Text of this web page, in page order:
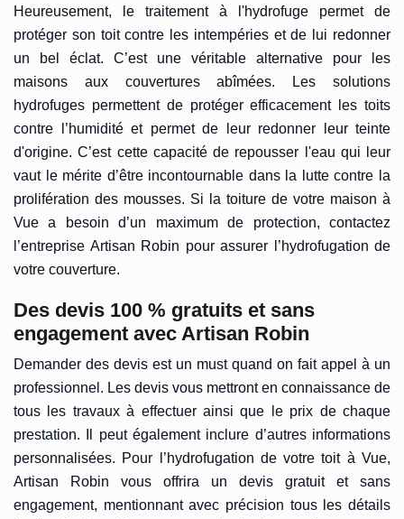
Heureusement, le traitement à l'hydrofuge permet de
protéger son toit contre les intempéries et de lui redonner
un bel éclat. C’est une véritable alternative pour les
maisons aux couvertures abîmées. Les solutions
hydrofuges permettent de protéger efficacement les toits
contre l’humidité et permet de leur redonner leur teinte
d'origine. C’est cette capacité de repousser l'eau qui leur
vaut le mérite d’être incontournable dans la lutte contre la
prolifération des mousses. Si la toiture de votre maison à
Vue a besoin d’un maximum de protection, contactez
l’entreprise Artisan Robin pour assurer l’hydrofugation de
votre couverture.
Des devis 100 % gratuits et sans
engagement avec Artisan Robin
Demander des devis est un must quand on fait appel à un
professionnel. Les devis vous mettront en connaissance de
tous les travaux à effectuer ainsi que le prix de chaque
prestation. Il peut également inclure d’autres informations
personnalisées. Pour l’hydrofugation de votre toit à Vue,
Artisan Robin vous offrira un devis gratuit et sans
engagement, mentionnant avec précision tous les détails